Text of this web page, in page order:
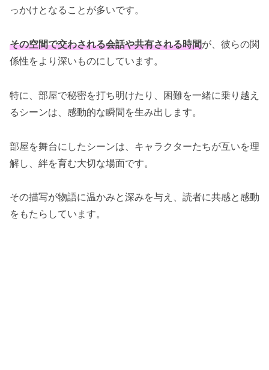
っかけとなることが多いです。
その空間で交わされる会話や共有される時間が、彼らの関
係性をより深いものにしています。
特に、部屋で秘密を打ち明けたり、困難を一緒に乗り越え
るシーンは、感動的な瞬間を生み出します。
部屋を舞台にしたシーンは、キャラクターたちが互いを理
解し、絆を育む大切な場面です。
その描写が物語に温かみと深みを与え、読者に共感と感動
をもたらしています。